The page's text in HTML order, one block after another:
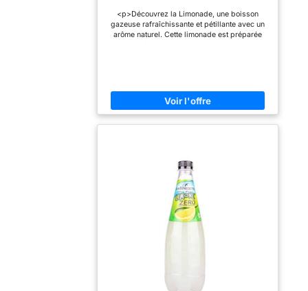
<p>Découvrez la Limonade, une boisson
gazeuse rafraîchissante et pétillante avec un
arôme naturel. Cette limonade est préparée
pour une pause rafraîchissante à tout moment
de la journée. Elle est également délicieuse
utilisée comme base pour vos cocktails ou
pour ajouter une touche pétillante à vos
parfait pour ceux qui cherchent à profiter
d'une boisson gazeuse légère ...
DÉSIGNATION LÉGALE DU PRODUIT: Boisson
gazéifiée à l'arôme naturel avec édulcorants